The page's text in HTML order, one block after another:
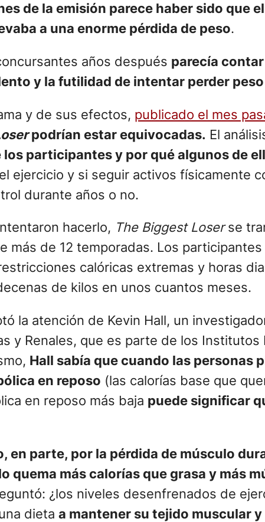
de la emisión parece haber sido que
a una enorme pérdida de peso.
años después parecía
y la futilidad de intentar perder
y de sus efectos, publicado el mes
podrían estar equivocadas. El
participantes y por qué algunos de
ejercicio y si seguir activos físicamente
durante años o no.
hacerlo, The Biggest Loserse
más de 12 temporadas. Los
calóricas extremas y horas
de kilos en unos cuantos meses.
la atención de Kevin Hall, un
y Renales, que es parte de los Institutos
Hall sabía que cuando las personas
en reposo (las calorías base que
en reposo más baja puede significar
en parte, por la pérdida de músculo
quema más calorías que grasa y más
¿los niveles desenfrenados de
dieta a mantener su tejido muscular